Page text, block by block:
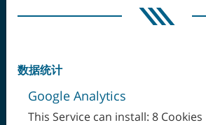
数据统计
Google Analytics
This Service can install: 8 Cookies